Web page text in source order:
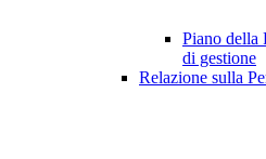
Piano della
di gestione
Relazione sulla